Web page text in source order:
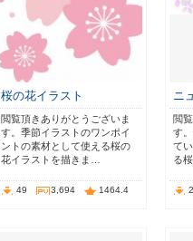
桜の花イラスト
閲覧頂きありがとうございま
す。季節イラストのワンポイ
ントの素材として使える桜の
花イラストを描きま…
49 3,694 1464.4
ニ
閲
す
て
る